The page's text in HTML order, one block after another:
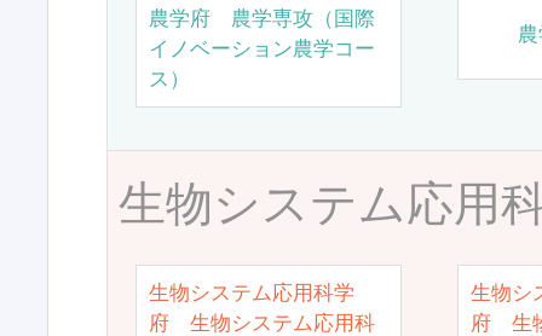
農学府 農学専攻（国際
イノベーション農学コー
ス）
生物システム応用
生物システム応用科学
府 生物システム応用科
生物シ
府 生